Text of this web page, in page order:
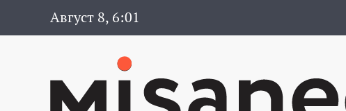
Август 8, 6:01